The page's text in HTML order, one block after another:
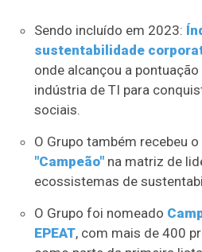
Sendo incluído em 2023:
sustentabilidade
onde alcançou a
indústria de TI para
sociais.
O Grupo também recebeu o
"Campeão"na matriz de
ecossistemas de
O Grupo foi nomeado
EPEAT, com mais de 400